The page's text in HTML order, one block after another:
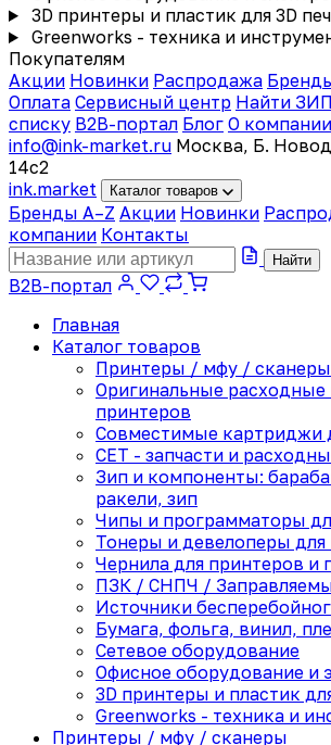
3D принтеры и пластик для 3D
Greenworks - техника и
Покупателям
Акции Новинки Распродажа
Оплата Сервисный центр Найти ЗИП
списку B2B-портал Блог О компании
info@ink-market.ru Москва, Б.
14с2
ink.market Каталог товаров
Бренды A–Z Акции Новинки
компании Контакты
Найти
B2B-портал
Главная
Каталог товаров
Принтеры / мфу / сканеры
Оригинальные расходные
принтеров
Совместимые картриджи
CET - запчасти и
Зип и компоненты:
ракели, зип
Чипы и программаторы
Тонеры и девелоперы для
Чернила для принтеров и
ПЗК / СНПЧ /
Источники
Бумага, фольга, винил,
Сетевое оборудование
Офисное оборудование и
3D принтеры и пластик
Greenworks - техника и
Принтеры / мфу / сканеры